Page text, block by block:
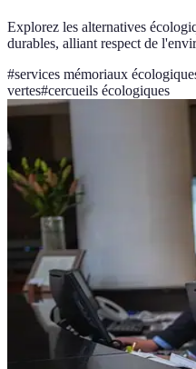
Explorez les alternatives
durables, alliant respect de
#services mémoriaux
vertes#cercueils écologiques